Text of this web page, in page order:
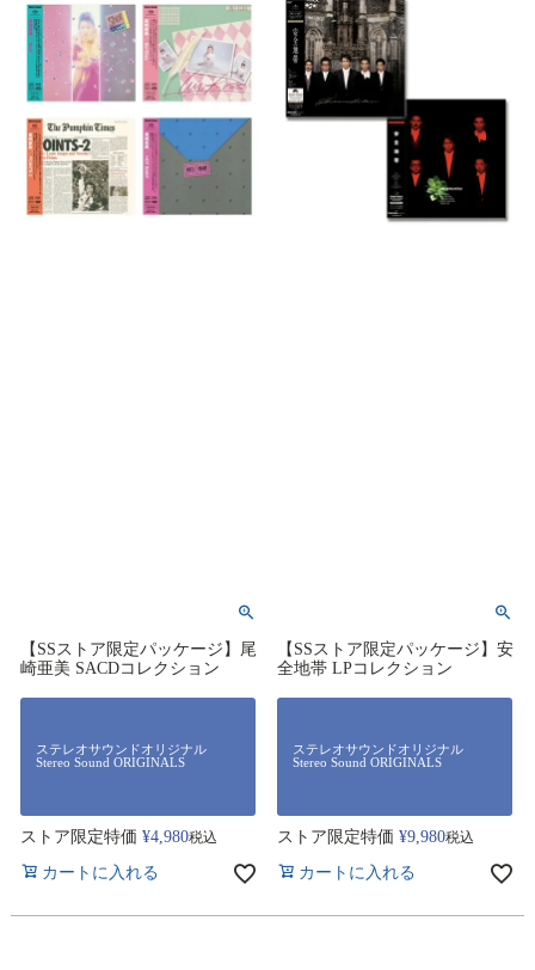
【SSストア限定パッケージ】尾
崎亜美 SACDコレクション
ステレオサウンドオリジナル
Stereo Sound ORIGINALS
ストア限定特価 ¥4,980税込
カートに入れる
【SSストア限定パッケージ】安
全地帯 LPコレクション
ステレオサウンドオリジナル
Stereo Sound ORIGINALS
ストア限定特価 ¥9,980税込
カートに入れる